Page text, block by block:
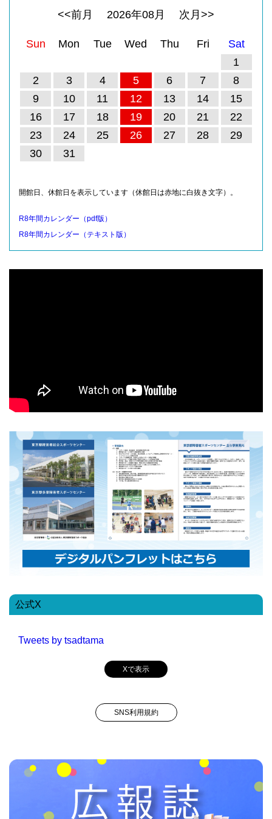
<<前月 2026年08月 次月>>
Sun Mon Tue Wed Thu Fri
Sat
1
2
3 4 5 6 7
8
9
10 11 12 13 14
15
16
17 18 19 20 21
22
23
24 25 26 27 28
29
30
31
開館日、休館日を表示しています（休館日は赤地に白抜き文字）。
R8年間カレンダー（pdf版）
R8年間カレンダー（テキスト版）
公式X
Tweets by tsadtama
Xで表示
SNS利用規約